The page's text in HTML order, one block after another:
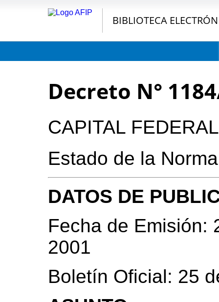
BIBLIOTECA
Decreto N°
CAPITAL FEDERAL
Estado de la
DATOS DE
Fecha de Emisión:
2001
Boletín Oficial: 25